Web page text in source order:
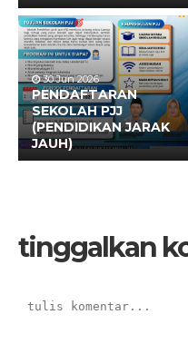
30 Jun 2026
PENDAFTARAN
SEKOLAH PJJ
(PENDIDIKAN JARAK
JAUH)
tinggalkan